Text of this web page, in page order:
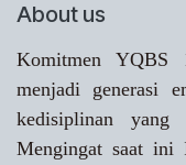
About us
Komitmen YQBS
menjadi generasi
kedisiplinan
Mengingat saat ini